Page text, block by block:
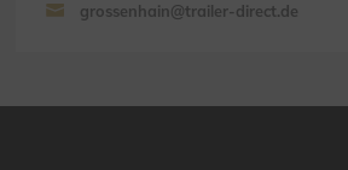
grossenhain@trailer-direct.de